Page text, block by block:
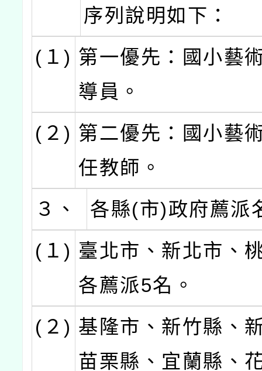
序列說明如下：
(１) 第一優先：國小藝
導員。
(２) 第二優先：國小藝
任教師。
３、
各縣(市)政府薦派
(１) 臺北市、新北市、
各薦派5名。
(２) 基隆市、新竹縣、
苗栗縣、宜蘭縣、